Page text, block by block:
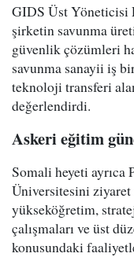
GIDS Üst Yöneticisi
şirketin savunma
güvenlik çözümleri
savunma sanayii iş
teknoloji transferi
değerlendirdi.
Askeri eğitim
Somali heyeti
Üniversitesini
yükseköğretim,
çalışmaları ve üst
konusundaki